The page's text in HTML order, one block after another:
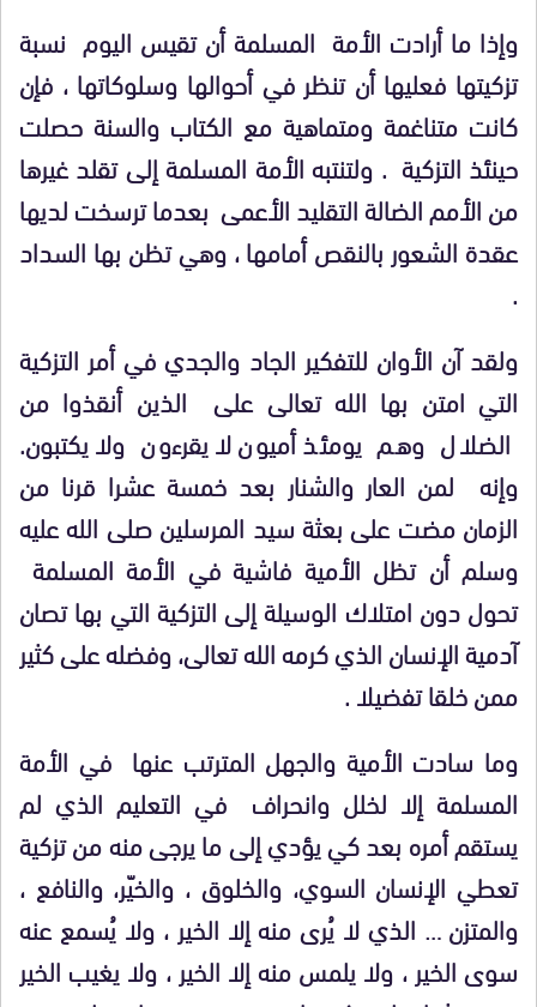
وإذا ما أرادت الأمة المسلمة أن تقيس اليوم نسبة
تزكيتها فعليها أن تنظر في أحوالها وسلوكاتها ، فإن
كانت متناغمة ومتماهية مع الكتاب والسنة حصلت
حينئذ التزكية . ولتنتبه الأمة المسلمة إلى تقلد غيرها
من الأمم الضالة التقليد الأعمى بعدما ترسخت لديها
عقدة الشعور بالنقص أمامها ، وهي تظن بها السداد
.
ولقد آن الأوان للتفكير الجاد والجدي في أمر التزكية
التي امتن بها الله تعالى على الذين أنقذوا من
الضلال وهم يومئذ أميون لا يقرءون ولا يكتبون.
وإنه لمن العار والشنار بعد خمسة عشرا قرنا من
الزمان مضت على بعثة سيد المرسلين صلى الله عليه
وسلم أن تظل الأمية فاشية في الأمة المسلمة
تحول دون امتلاك الوسيلة إلى التزكية التي بها تصان
آدمية الإنسان الذي كرمه الله تعالى، وفضله على كثير
ممن خلقا تفضيلا .
وما سادت الأمية والجهل المترتب عنها في الأمة
المسلمة إلا لخلل وانحراف في التعليم الذي لم
يستقم أمره بعد كي يؤدي إلى ما يرجى منه من تزكية
تعطي الإنسان السوي، والخلوق ، والخيّر، والنافع ،
والمتزن … الذي لا يُرى منه إلا الخير ، ولا يُسمع عنه
سوى الخير ، ولا يلمس منه إلا الخير ، ولا يغيب الخير